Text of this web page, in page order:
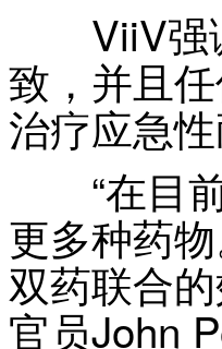
ViiV强调
致，并且
治疗应急性
“在目前
更多种药
双药联合
官员John